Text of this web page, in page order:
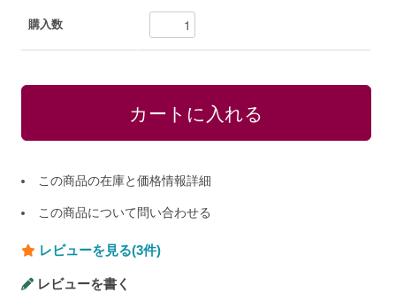
購入数
この商品の在庫と価格情報詳細
この商品について問い合わせる
レビューを見る(3件)
レビューを書く